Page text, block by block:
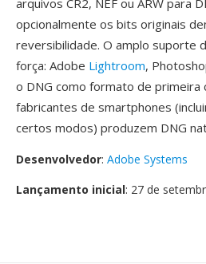
arquivos CR2, NEF ou ARW para
opcionalmente os bits originais
reversibilidade. O amplo suporte
força: Adobe Lightroom,
o DNG como formato de primeira
fabricantes de smartphones
certos modos) produzem DNG
Desenvolvedor: Adobe Systems
Lançamento inicial: 27 de